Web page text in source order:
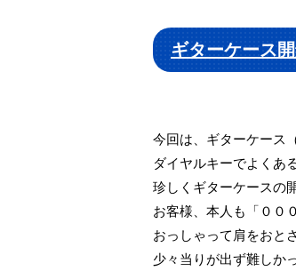
ギターケース
今回は、ギターケース
ダイヤルキーでよくあ
珍しくギターケースの
お客様、本人も「００
おっしゃって肩をおと
少々当りが出ず難しか